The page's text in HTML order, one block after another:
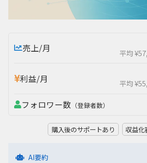
売上/月 平均
利益/月 平均
フォロワー数 （登録者数）
購入後のサポートあり 収益化
AI要約